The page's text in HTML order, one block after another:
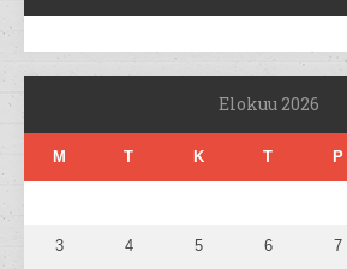
Elokuu 2026
M T K T P
3 4 5 6 7